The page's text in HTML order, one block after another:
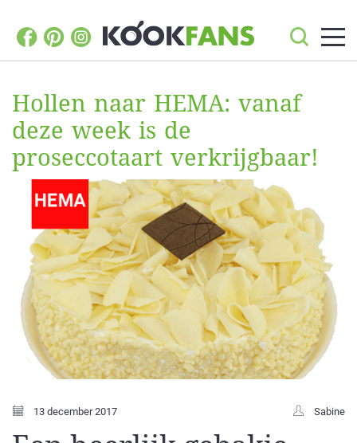
Hollen naar HEMA: vanaf
deze week is de
proseccotaart verkrijgbaar!
13 december 2017 Sabine